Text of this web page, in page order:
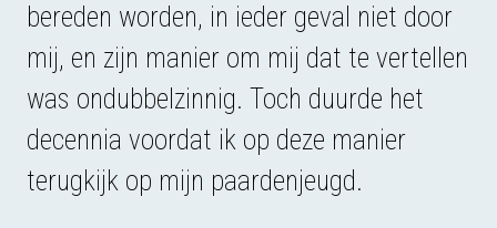
bereden worden, in ieder geval niet door
mij, en zijn manier om mij dat te vertellen
was ondubbelzinnig. Toch duurde het
decennia voordat ik op deze manier
terugkijk op mijn paardenjeugd.